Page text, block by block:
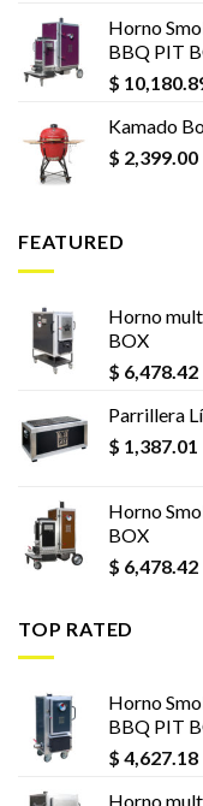
Horno
BBQ PIT
$
Kamado
$ 2,399.00
FEATURED
Horno
BOX
$ 6,478.42
Parrillera
$ 1,387.01
Horno
BOX
$ 6,478.42
TOP RATED
Horno
BBQ PIT
$ 4,627.18
Horno